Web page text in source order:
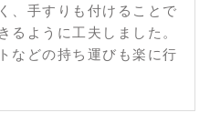
、手すりも付けることで
るように工夫しました。
などの持ち運びも楽に行